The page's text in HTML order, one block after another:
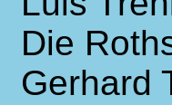
Die
Gerhard